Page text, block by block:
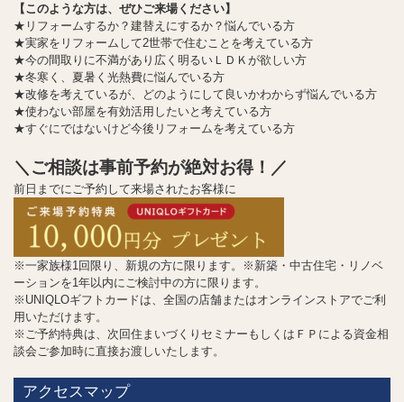
【このような方は、ぜひご来場ください】
★リフォームするか？建替えにするか？悩んでいる方
★実家をリフォームして2世帯で住むことを考えている方
★今の間取りに不満があり広く明るいＬＤＫが欲しい方
★冬寒く、夏暑く光熱費に悩んでいる方
★改修を考えているが、どのようにして良いかわからず悩んでいる方
★使わない部屋を有効活用したいと考えている方
★すぐにではないけど今後リフォームを考えている方
＼ご相談は事前予約が絶対お得！／
前日までにご予約して来場されたお客様に
※一家族様1回限り、新規の方に限ります。※新築・中古住宅・リノベ
ーションを1年以内にご検討中の方に限ります。
※UNIQLOギフトカードは、全国の店舗またはオンラインストアでご利
用いただけます。
※ご予約特典は、次回住まいづくりセミナーもしくはＦＰによる資金相
談会ご参加時に直接お渡しいたします。
アクセスマップ